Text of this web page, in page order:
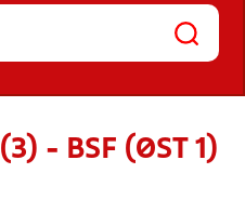
- BSF (ØST 1)